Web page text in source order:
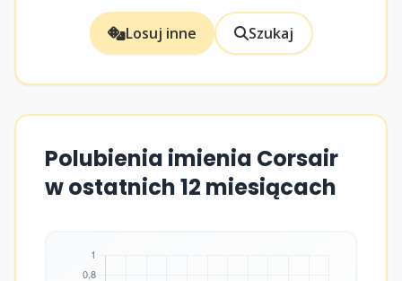
Losuj inne Szukaj
Polubienia imienia Corsair
w ostatnich 12 miesiącach